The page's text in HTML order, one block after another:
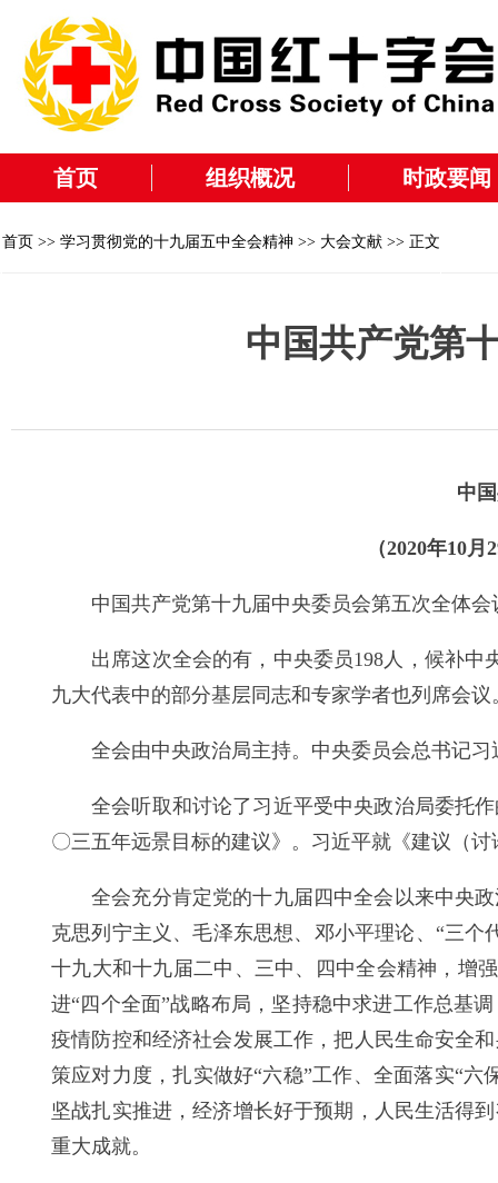
首页 组织概况 时政要闻
首页 >> 学习贯彻党的十九届五中全会精神 >> 大会文献 >> 正文
中国共产党第
中
（2020年10
中国共产党第十九届中央委员会第五次全体
出席这次全会的有，中央委员198人，候补
九大代表中的部分基层同志和专家学者也列席会议
全会由中央政治局主持。中央委员会总书记
全会听取和讨论了习近平受中央政治局委托
〇三五年远景目标的建议》。习近平就《建议（
全会充分肯定党的十九届四中全会以来中央
克思列宁主义、毛泽东思想、邓小平理论、“三
十九大和十九届二中、三中、四中全会精神，增
进“四个全面”战略布局，坚持稳中求进工作总基
疫情防控和经济社会发展工作，把人民生命安全
策应对力度，扎实做好“六稳”工作、全面落实“
坚战扎实推进，经济增长好于预期，人民生活得
重大成就。